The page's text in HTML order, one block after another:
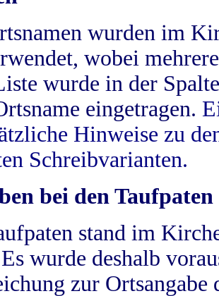
wurden im
wobei
wurde in der
eingetragen.
Hinweise zu
Schreibvarianten.
bei den Taufpaten
stand im
wurde deshalb
zur